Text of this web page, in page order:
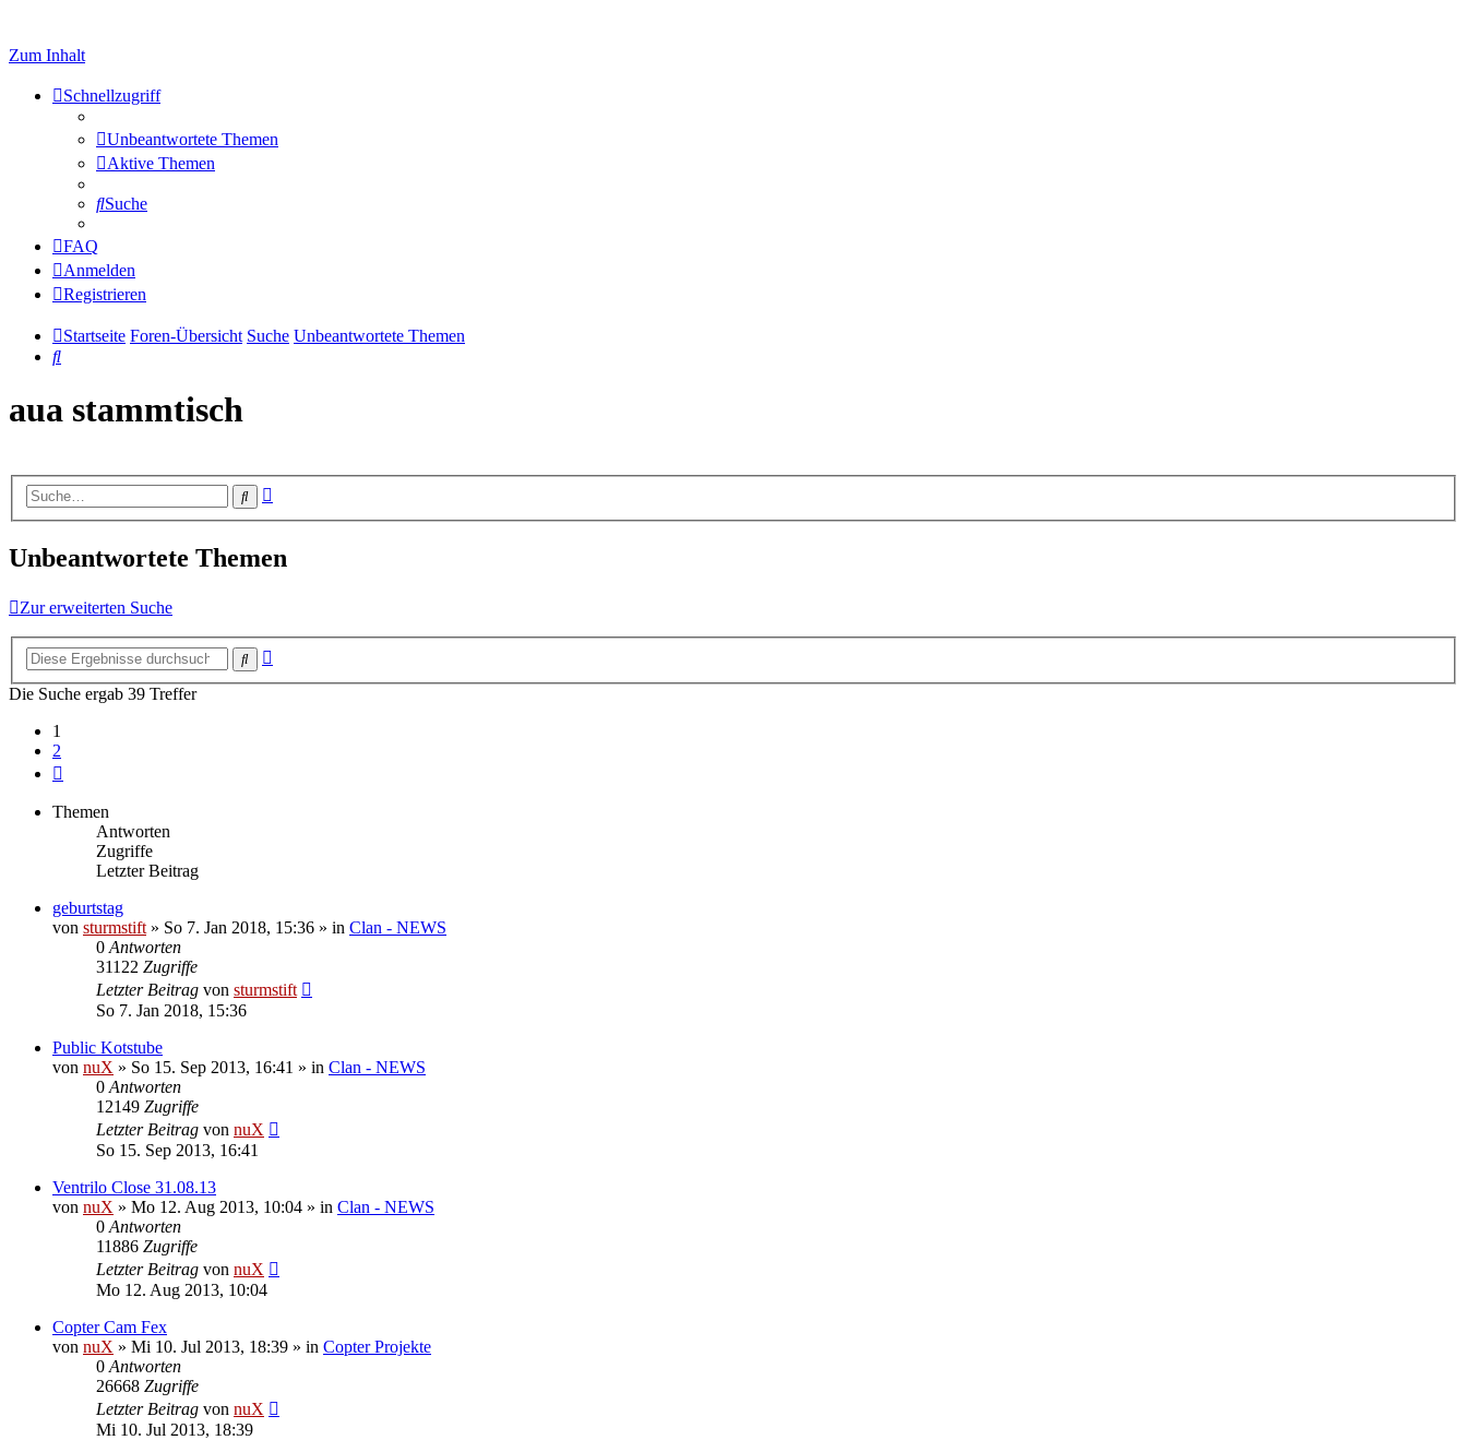
Zum Inhalt
Schnellzugriff
Unbeantwortete Themen
Aktive Themen
Suche
FAQ
Anmelden
Registrieren
Startseite Foren-Übersicht Suche Unbeantwortete Themen
Suche
aua stammtisch
Suche
Unbeantwortete Themen
Zur erweiterten Suche
Suche
Die Suche ergab 39 Treffer
1
2
Themen
Antworten
Zugriffe
Letzter Beitrag
geburtstag
von sturmstift » So 7. Jan 2018, 15:36 » in Clan - NEWS
0 Antworten
31122 Zugriffe
Letzter Beitrag von sturmstift
So 7. Jan 2018, 15:36
Public Kotstube
von nuX » So 15. Sep 2013, 16:41 » in Clan - NEWS
0 Antworten
12149 Zugriffe
Letzter Beitrag von nuX
So 15. Sep 2013, 16:41
Ventrilo Close 31.08.13
von nuX » Mo 12. Aug 2013, 10:04 » in Clan - NEWS
0 Antworten
11886 Zugriffe
Letzter Beitrag von nuX
Mo 12. Aug 2013, 10:04
Copter Cam Fex
von nuX » Mi 10. Jul 2013, 18:39 » in Copter Projekte
0 Antworten
26668 Zugriffe
Letzter Beitrag von nuX
Mi 10. Jul 2013, 18:39